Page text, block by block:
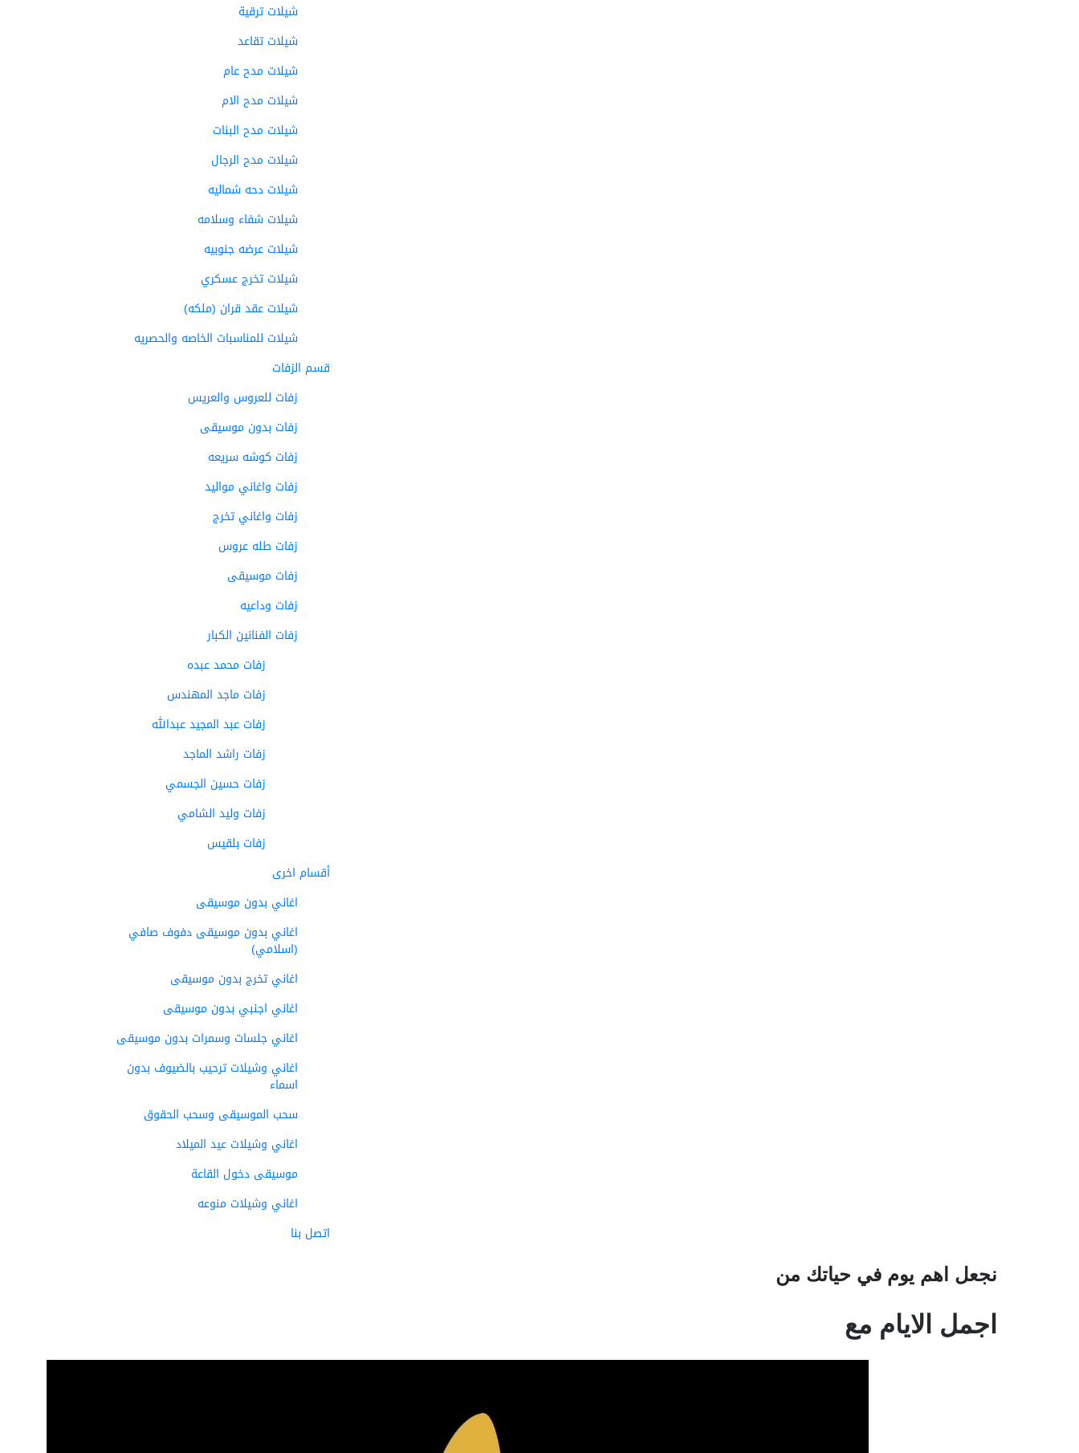
شيلات ترقية
شيلات تقاعد
شيلات مدح عام
شيلات مدح الام
شيلات مدح البنات
شيلات مدح الرجال
شيلات دحه شماليه
شيلات شفاء وسلامه
شيلات عرضه جنوبيه
شيلات تخرج عسكري
شيلات عقد قران (ملكه)
شيلات للمناسبات الخاصه والحصريه
قسم الزفات
زفات للعروس والعريس
زفات بدون موسيقى
زفات كوشه سريعه
زفات واغاني مواليد
زفات واغاني تخرج
زفات طله عروس
زفات موسيقى
زفات وداعيه
زفات الفنانين الكبار
زفات محمد عبده
زفات ماجد المهندس
زفات عبد المجيد عبدالله
زفات راشد الماجد
زفات حسين الجسمي
زفات وليد الشامي
زفات بلقيس
أقسام اخرى
اغاني بدون موسيقى
اغاني بدون موسيقى دفوف صافي
(اسلامي)
اغاني تخرج بدون موسيقى
اغاني اجنبي بدون موسيقى
اغاني جلسات وسمرات بدون موسيقى
اغاني وشيلات ترحيب بالضيوف بدون
اسماء
سحب الموسيقى وسحب الحقوق
اغاني وشيلات عيد الميلاد
موسيقى دخول القاعة
اغاني وشيلات منوعه
اتصل بنا
نجعل اهم يوم في حياتك من
اجمل الايام مع